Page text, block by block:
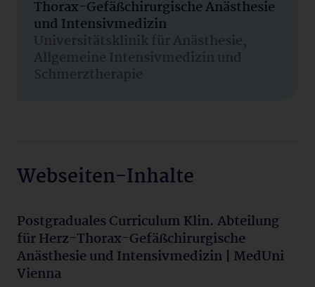
Thorax-Gefäßchirurgische Anästhesie
und Intensivmedizin
Universitätsklinik für Anästhesie,
Allgemeine Intensivmedizin und
Schmerztherapie
Webseiten-Inhalte
Postgraduales Curriculum Klin. Abteilung
für Herz-Thorax-Gefäßchirurgische
Anästhesie und Intensivmedizin | MedUni
Vienna